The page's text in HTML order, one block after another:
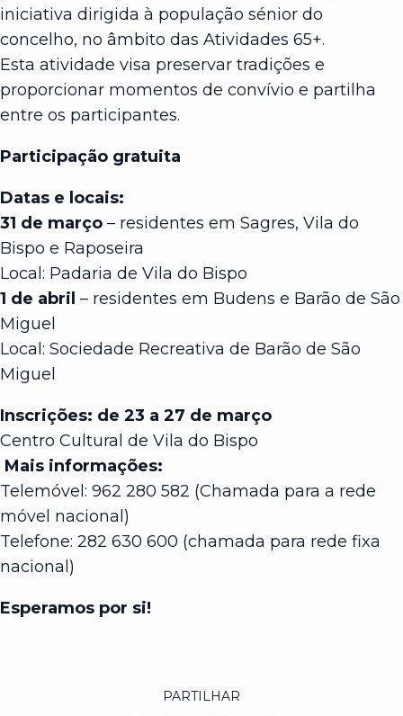
iniciativa dirigida à população sénior do
concelho, no âmbito das Atividades 65+.
Esta atividade visa preservar tradições e
proporcionar momentos de convívio e partilha
entre os participantes.
Participação gratuita
Datas e locais:
31 de março – residentes em Sagres, Vila do
Bispo e Raposeira
Local: Padaria de Vila do Bispo
1 de abril – residentes em Budens e Barão de São
Miguel
Local: Sociedade Recreativa de Barão de São
Miguel
Inscrições: de 23 a 27 de março
Centro Cultural de Vila do Bispo
Mais informações:
Telemóvel: 962 280 582 (Chamada para a rede
móvel nacional)
Telefone: 282 630 600 (chamada para rede fixa
nacional)
Esperamos por si!
PARTILHAR